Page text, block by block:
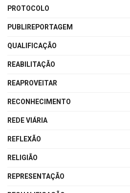
PROTOCOLO
PUBLIREPORTAGEM
QUALIFICAÇÃO
REABILITAÇÃO
REAPROVEITAR
RECONHECIMENTO
REDE VIÁRIA
REFLEXÃO
RELIGIÃO
REPRESENTAÇÃO